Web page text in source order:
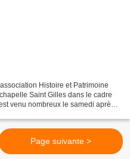
Histoire et Patrimoine
Saint Gilles dans le cadre
venu nombreux le samedi après-
Page suivante >